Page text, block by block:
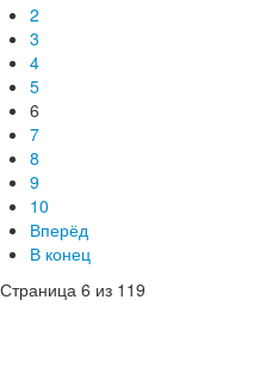
2
3
4
5
6
7
8
9
10
Вперёд
В конец
Страница 6 из 119